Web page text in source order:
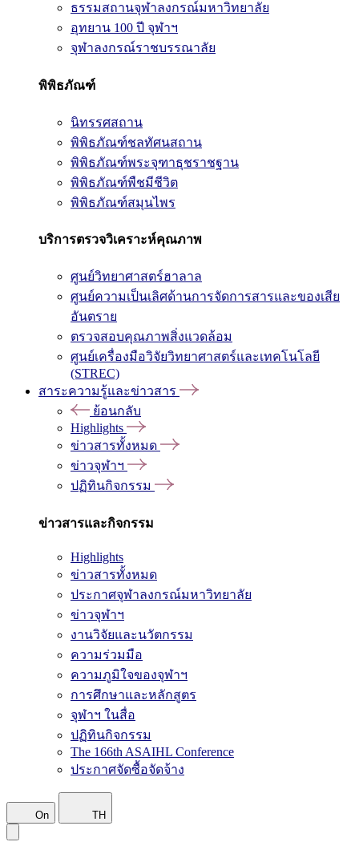
ธรรมสถานจุฬาลงกรณ์มหาวิทยาลัย
อุทยาน 100 ปี จุฬาฯ
จุฬาลงกรณ์ราชบรรณาลัย
พิพิธภัณฑ์
นิทรรศสถาน
พิพิธภัณฑ์ชลทัศนสถาน
พิพิธภัณฑ์พระจุฑาธุชราชฐาน
พิพิธภัณฑ์พืชมีชีวิต
พิพิธภัณฑ์สมุนไพร
บริการตรวจวิเคราะห์คุณภาพ
ศูนย์วิทยาศาสตร์ฮาลาล
ศูนย์ความเป็นเลิศด้านการจัดการสารและของเสีย
อันตราย
ตรวจสอบคุณภาพสิ่งแวดล้อม
ศูนย์เครื่องมือวิจัยวิทยาศาสตร์และเทคโนโลยี
(STREC)
สาระความรู้และข่าวสาร
ย้อนกลับ
Highlights
ข่าวสารทั้งหมด
ข่าวจุฬาฯ
ปฏิทินกิจกรรม
ข่าวสารและกิจกรรม
Highlights
ข่าวสารทั้งหมด
ประกาศจุฬาลงกรณ์มหาวิทยาลัย
ข่าวจุฬาฯ
งานวิจัยและนวัตกรรม
ความร่วมมือ
ความภูมิใจของจุฬาฯ
การศึกษาและหลักสูตร
จุฬาฯ ในสื่อ
ปฏิทินกิจกรรม
The 166th ASAIHL Conference
ประกาศจัดซื้อจัดจ้าง
On TH